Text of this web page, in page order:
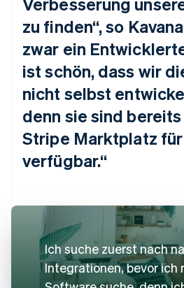
zu finden“, so
zwar ein
ist schön, dass wir
nicht selbst
denn sie sind
Stripe Marktplatz
verfügbar.“
Ich suche zuerst nach
Integrationen, bevor ich